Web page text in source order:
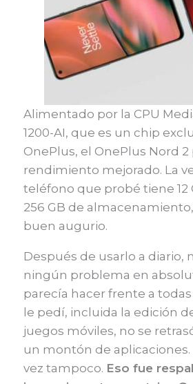
Alimentado por la CPU
1200-AI, que es un chip
OnePlus, el OnePlus Nord
rendimiento mejorado. La
teléfono que probé tiene 12
256 GB de
buen augurio.
Después de usarlo a diario,
ningún problema en
parecía hacer frente a
le pedí, incluida la edición
juegos móviles, no se
un montón de
vez tampoco. Eso fue